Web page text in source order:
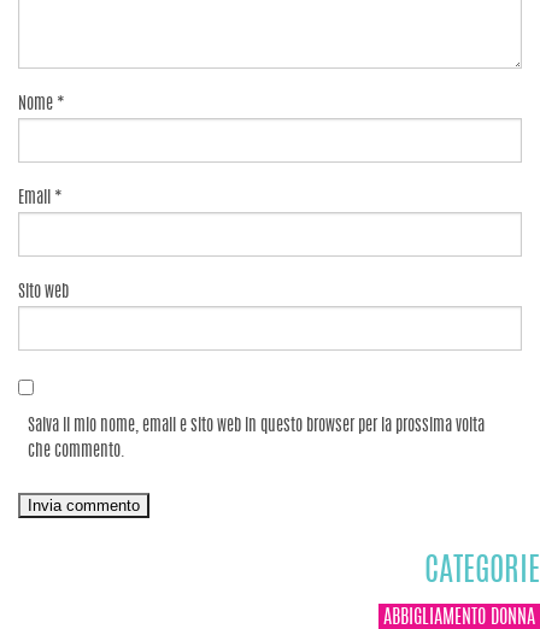
Nome *
Email *
Sito web
Salva il mio nome, email e sito web in questo browser per la prossima volta
che commento.
CATEGORIE
ABBIGLIAMENTO DONNA